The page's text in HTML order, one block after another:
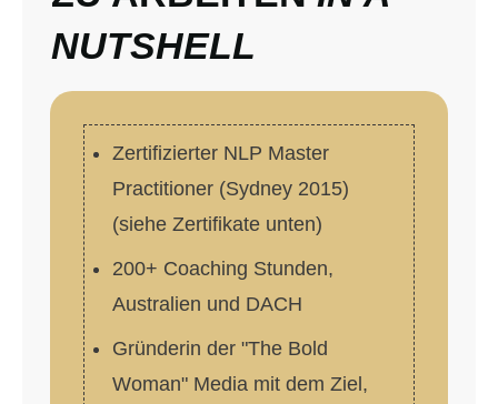
NUTSHELL
Zertifizierter NLP Master
Practitioner (Sydney 2015)
(siehe Zertifikate unten)
200+ Coaching Stunden,
Australien und DACH
Gründerin der "The Bold
Woman" Media mit dem Ziel,